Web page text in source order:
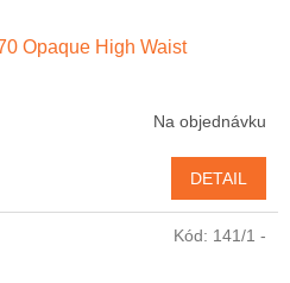
Opaque High Waist
Na objednávku
DETAIL
Kód: 141/1 -